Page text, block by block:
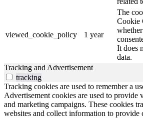
viewed_cookie_policy 1 year
The
Cookie
It does
data.
Tracking and Advertisement
tracking
Tracking cookies are used to remember a
Advertisement cookies are used to provide
and marketing campaigns. These cookies
websites and collect information to provide